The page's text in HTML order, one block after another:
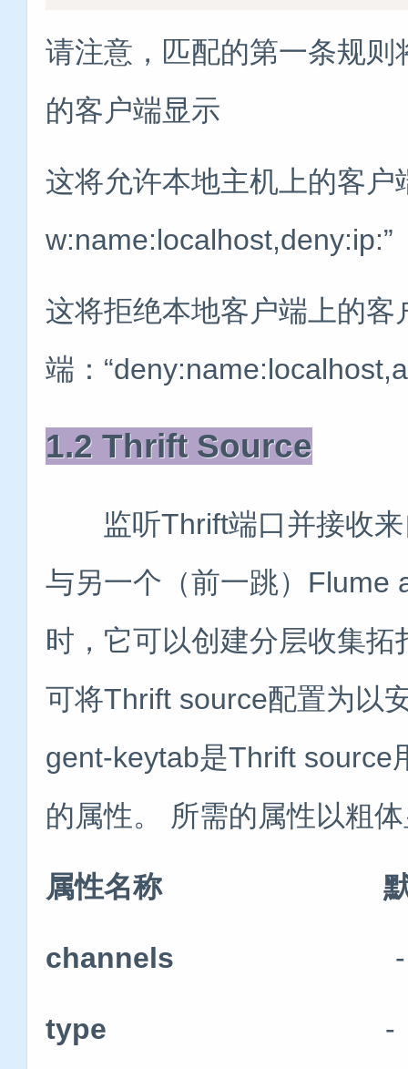
请注意，匹配的第一条规
的客户端显示
这将允许本地主机上的客户
w:name:localhost,deny:ip:”
这将拒绝本地客户端上的
端：
1.2 Thrift Source
监听Thrift端口并接收来
与另一个（前一跳）Flume
时，它可以创建分层收集
可将Thrift source配置为以
gent-keytab是Thrift source
的属性。 所需的属性以粗
属性名称 默
channels -
type -